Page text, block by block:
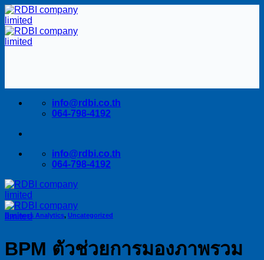
Skip
to
content
info@rdbi.co.th
064-798-4192
info@rdbi.co.th
064-798-4192
Business Analytics, Uncategorized
BPM ตัวช่วยการมองภาพรวม